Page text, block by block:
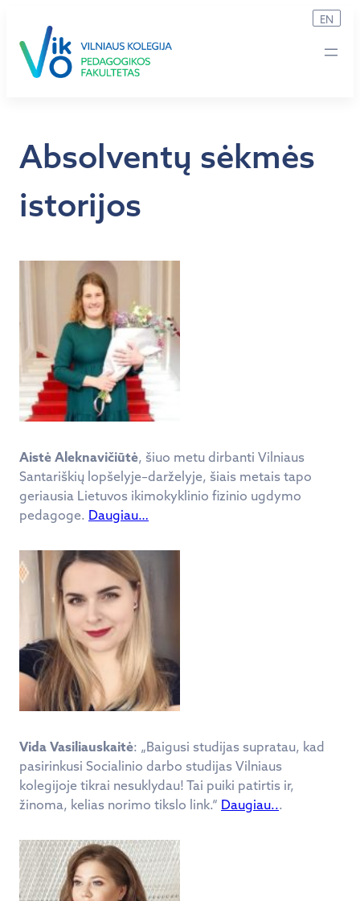
turinio
EN
Absolventų sėkmės
istorijos
Aistė Aleknavičiūtė, šiuo metu dirbanti Vilniaus
Santariškių lopšelyje–darželyje, šiais metais tapo
geriausia Lietuvos ikimokyklinio fizinio ugdymo
pedagoge. Daugiau…
Vida Vasiliauskaitė: „Baigusi studijas supratau, kad
pasirinkusi Socialinio darbo studijas Vilniaus
kolegijoje tikrai nesuklydau! Tai puiki patirtis ir,
žinoma, kelias norimo tikslo link.“ Daugiau...